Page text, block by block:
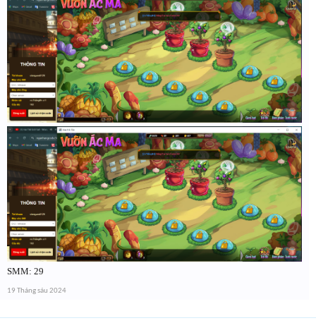
SMM: 29
19 Tháng sáu 2024